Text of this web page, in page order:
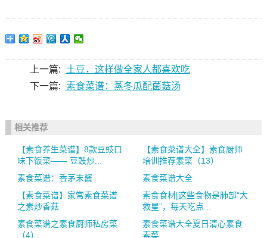
上一篇:
土豆，这样做全家人都喜欢吃
下一篇: 素食菜谱：蒸冬瓜配菌菇汤
相关推荐
【素食养生菜谱】8款豆豉口
味下饭菜—— 豆豉炒...
【素食菜谱大全】素食厨师
培训推荐素菜（13）
素食菜谱：香茅末酱
素食菜谱大全
【素食菜谱】家常素食菜谱
之素炒香菇
素食食材|这些食物是肺部“大
救星”，每天吃点...
素食菜谱之素食厨师私房菜
（4）
素食菜谱大全夏日清心素食
素菜